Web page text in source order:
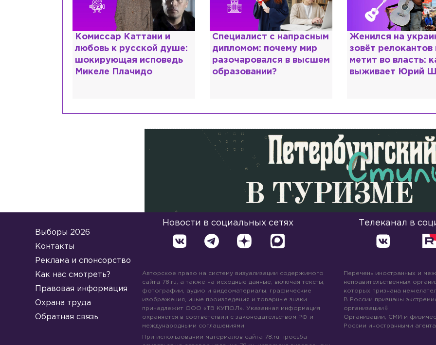
Комиссар Каттани и
любовь к русской душе:
шокирующая исповедь
Микеле Плачидо
Специалист с напрасным
дипломом: почему мир
разочаровался в высшем
образовании?
Женился на
зовёт
метит во власть:
выживает Юрий
Выборы 2026
Контакты
Реклама и спонсорство
Как нас смотреть?
Правовая информация
Охрана труда
Обратная связь
Новости в социальных сетях Телеканал в
Авторское право на систему визуализации содержимого
сайта 78.ru, а также на исходные данные, включая тексты,
фотографии, аудио и видеоматериалы, графические
изображения, иные произведения и товарные знаки
принадлежит ООО «ТВ КУПОЛ». Указанная информация
охраняется в соответствии с законодательством РФ и
международными соглашениями.
При использовании материалов сайта 78.ru просьба
Перечень иностранных и
неправительственных
которых признана
В России признаны
организации
Организации, СМИ и
России иностранными